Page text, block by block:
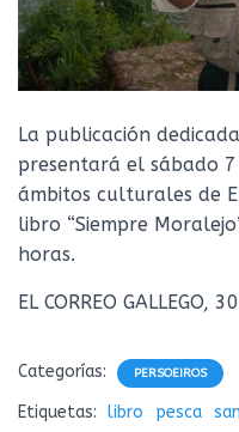
La publicación
presentará el sábado
ámbitos culturales de
libro “Siempre
horas.
EL CORREO GALLEGO,
Categorías: PERSOEIROS
Etiquetas: libro pesca